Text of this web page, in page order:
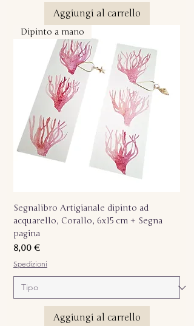
Aggiungi al carrello
Dipinto a mano
Segnalibro Artigianale dipinto ad
acquarello, Corallo, 6x15 cm + Segna
pagina
Prezzo
8,00 €
Spedizioni
Aggiungi al carrello